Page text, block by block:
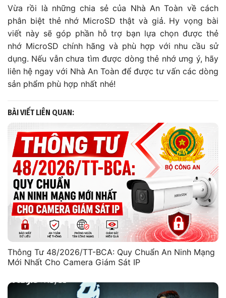
Vừa rồi là những chia sẻ của Nhà An Toàn về cách
phân biệt thẻ nhớ MicroSD thật và giả. Hy vọng bài
viết này sẽ góp phần hỗ trợ bạn lựa chọn được thẻ
nhớ MicroSD chính hãng và phù hợp với nhu cầu sử
dụng. Nếu vẫn chưa tìm được dòng thẻ nhớ ưng ý, hãy
liên hệ ngay với Nhà An Toàn để được tư vấn các dòng
sản phẩm phù hợp nhất nhé!
BÀI VIẾT LIÊN QUAN:
Thông Tư 48/2026/TT-BCA: Quy Chuẩn An Ninh Mạng
Mới Nhất Cho Camera Giám Sát IP